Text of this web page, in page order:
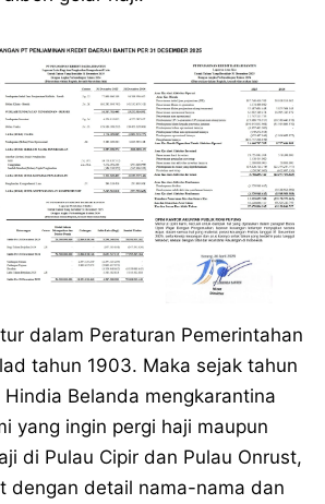
dalam Peraturan Pemerintahan
tahun 1903. Maka sejak tahun
Hindia Belanda mengkarantina
yang ingin pergi haji maupun
di Pulau Cipir dan Pulau Onrust,
dengan detail nama-nama dan